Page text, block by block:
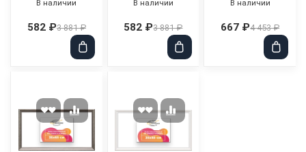
В наличии
582 ₽3 881 ₽
В наличии
582 ₽3 881 ₽
В наличии
667 ₽4 453 ₽